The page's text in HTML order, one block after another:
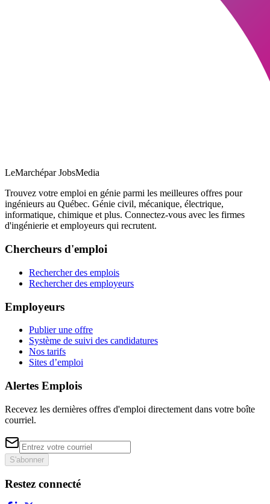
LeMarchépar JobsMedia
Trouvez votre emploi en génie parmi les meilleures offres pour
ingénieurs au Québec. Génie civil, mécanique, électrique,
informatique, chimique et plus. Connectez-vous avec les firmes
d'ingénierie et employeurs qui recrutent.
Chercheurs d'emploi
Rechercher des emplois
Rechercher des employeurs
Employeurs
Publier une offre
Système de suivi des candidatures
Nos tarifs
Sites d’emploi
Alertes Emplois
Recevez les dernières offres d'emploi directement dans votre boîte
courriel.
S'abonner
Restez connecté